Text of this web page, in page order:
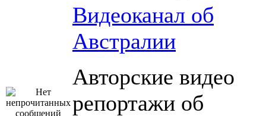
Видеоканал об
Австралии
Авторские видео
репортажи об